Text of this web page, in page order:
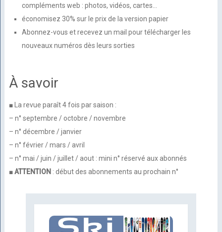
compléments web : photos, vidéos, cartes…
économisez 30% sur le prix de la version papier
Abonnez-vous et recevez un mail pour télécharger les
nouveaux numéros dès leurs sorties
À savoir
■ La revue paraît 4 fois par saison :
– n° septembre / octobre / novembre
– n° décembre / janvier
– n° février / mars / avril
– n° mai / juin / juillet / aout : mini n° réservé aux abonnés
■ATTENTION : début des abonnements au prochain n°